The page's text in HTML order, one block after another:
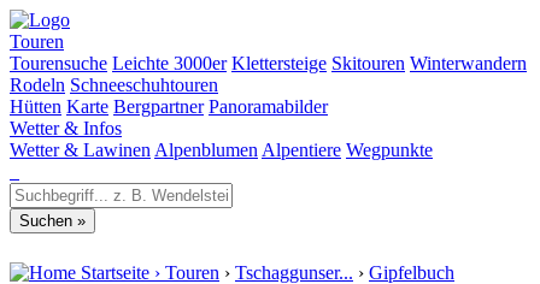
Touren
Tourensuche Leichte 3000er Klettersteige Skitouren Winterwandern
Rodeln Schneeschuhtouren
Hütten Karte Bergpartner Panoramabilder
Wetter & Infos
Wetter & Lawinen Alpenblumen Alpentiere Wegpunkte
Startseite › Touren › Tschaggunser... › Gipfelbuch